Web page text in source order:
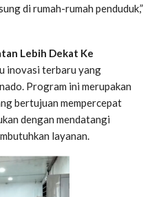
di rumah-rumah penduduk,”
Lebih Dekat Ke
inovasi terbaru yang
Program ini merupakan
bertujuan mempercepat
dengan mendatangi
layanan.